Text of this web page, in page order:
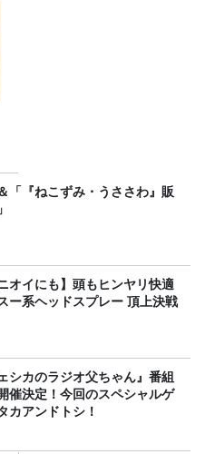
「『ねこずみ・うささわ』販
オイにも】頭もヒンヤリ快適
ー系ヘッドスプレー 頂上決戦
シカのラジオ父ちゃん』番組
催決定！今回のスペシャルゲ
カアンドトシ！